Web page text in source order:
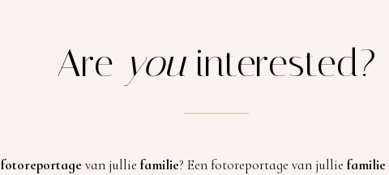
Are youinterested?
fotoreportage van jullie familie? Een fotoreportage van jullie familie